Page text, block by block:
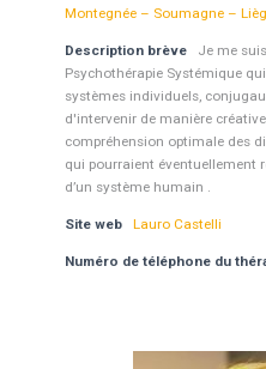
Montegnée – Soumagne –
Description brève
Je me
Psychothérapie Systémique
systèmes individuels,
d'intervenir de manière
compréhension optimale des
qui pourraient éventuellement
d’un système humain .
Site web Lauro Castelli
Numéro de téléphone du